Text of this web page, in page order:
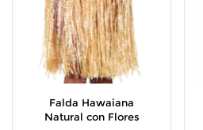
Falda Hawaiana
Natural con Flores